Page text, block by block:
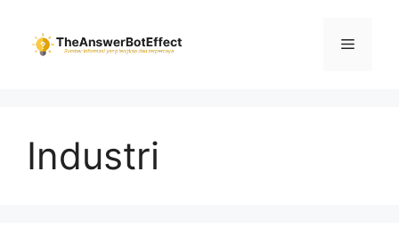
content
Menu
Industri